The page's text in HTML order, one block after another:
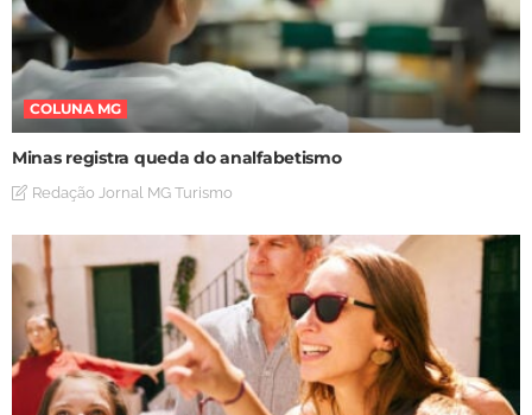
COLUNA MG
Minas registra queda do analfabetismo
Redação Jornal MG Turismo